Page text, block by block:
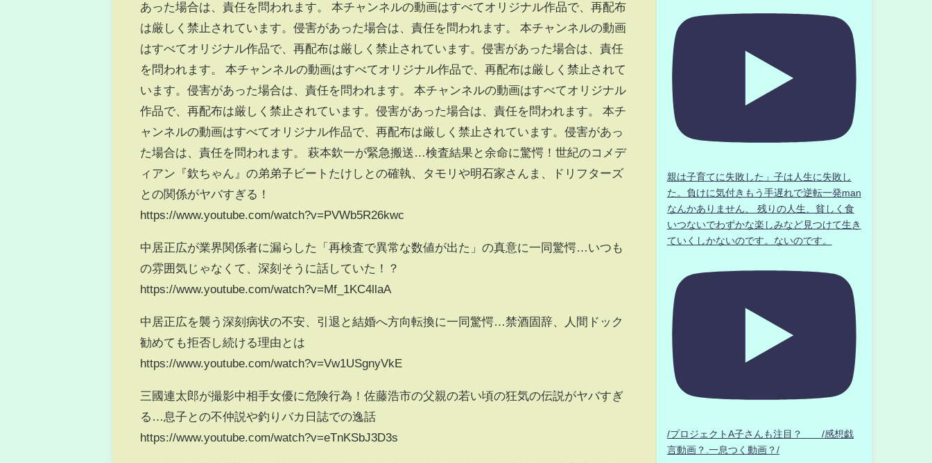
あった場合は、責任を問われます。 本チャンネルの動画はすべてオリジナル作品で、再配布
は厳しく禁止されています。侵害があった場合は、責任を問われます。 本チャンネルの動画
はすべてオリジナル作品で、再配布は厳しく禁止されています。侵害があった場合は、責任
を問われます。 本チャンネルの動画はすべてオリジナル作品で、再配布は厳しく禁止されて
います。侵害があった場合は、責任を問われます。 本チャンネルの動画はすべてオリジナル
作品で、再配布は厳しく禁止されています。侵害があった場合は、責任を問われます。 本チ
ャンネルの動画はすべてオリジナル作品で、再配布は厳しく禁止されています。侵害があっ
た場合は、責任を問われます。 萩本欽一が緊急搬送…検査結果と余命に驚愕！世紀のコメデ
ィアン『欽ちゃん』の弟弟子ビートたけしとの確執、タモリや明石家さんま、ドリフターズ
との関係がヤバすぎる！
https://www.youtube.com/watch?v=PVWb5R26kwc
中居正広が業界関係者に漏らした「再検査で異常な数値が出た」の真意に一同驚愕…いつも
の雰囲気じゃなくて、深刻そうに話していた！？
https://www.youtube.com/watch?v=Mf_1KC4llaA
中居正広を襲う深刻病状の不安、引退と結婚へ方向転換に一同驚愕…禁酒固辞、人間ドック
勧めても拒否し続ける理由とは
https://www.youtube.com/watch?v=Vw1USgnyVkE
三國連太郎が撮影中相手女優に危険行為！佐藤浩市の父親の若い頃の狂気の伝説がヤバすぎ
る…息子との不仲説や釣りバカ日誌での逸話
https://www.youtube.com/watch?v=eTnKSbJ3D3s
親は子育てに失敗した」子は人生に失敗し
た。負けに気付きもう手遅れで逆転一発man
なんかありません、 残りの人生、貧しく食
いつないでわずかな楽しみなど見つけて生き
ていくしかないのです。ないのです。
/プロジェクトA子さんも注目？ /感想戯
言動画？.一息つく動画？/